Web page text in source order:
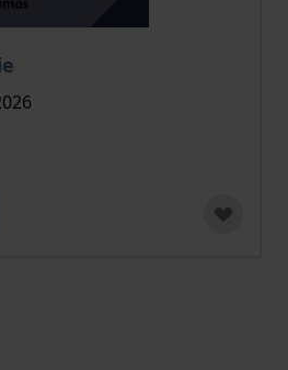
the options chosen on the